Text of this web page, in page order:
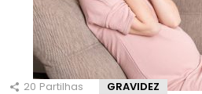
20 Partilhas GRAVIDEZ